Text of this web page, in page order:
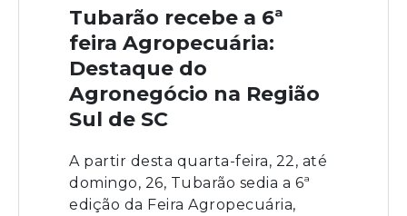
Tubarão recebe a 6ª
feira Agropecuária:
Destaque do
Agronegócio na Região
Sul de SC
A partir desta quarta-feira, 22, até
domingo, 26, Tubarão sedia a 6ª
edição da Feira Agropecuária,